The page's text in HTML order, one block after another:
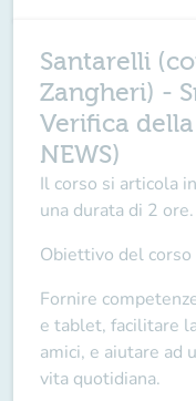
Santarelli
Zangheri) -
Verifica della
NEWS)
Il corso si articola in
una durata di 2 ore.
Obiettivo del corso
Fornire
e tablet, facilitare
amici, e aiutare ad
vita quotidiana.